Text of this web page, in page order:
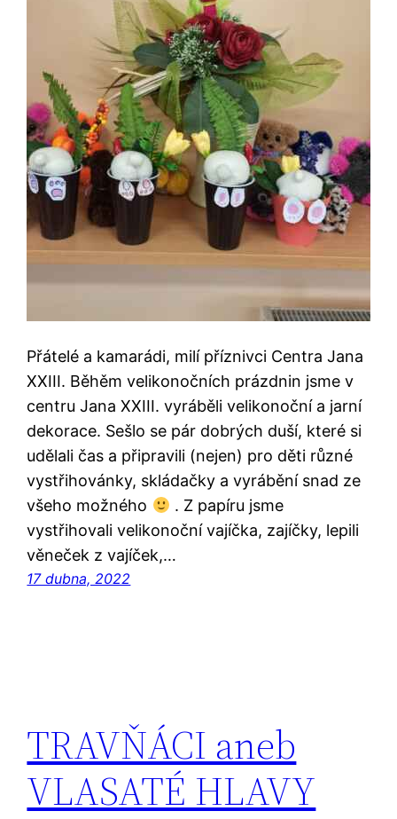
Přátelé a kamarádi, milí příznivci Centra Jana
XXIII. Běhěm velikonočních prázdnin jsme v
centru Jana XXIII. vyráběli velikonoční a jarní
dekorace. Sešlo se pár dobrých duší, které si
udělali čas a připravili (nejen) pro děti různé
vystřihovánky, skládačky a vyrábění snad ze
všeho možného
. Z papíru jsme
vystřihovali velikonoční vajíčka, zajíčky, lepili
věneček z vajíček,…
17 dubna, 2022
TRAVŇÁCI aneb
VLASATÉ HLAVY